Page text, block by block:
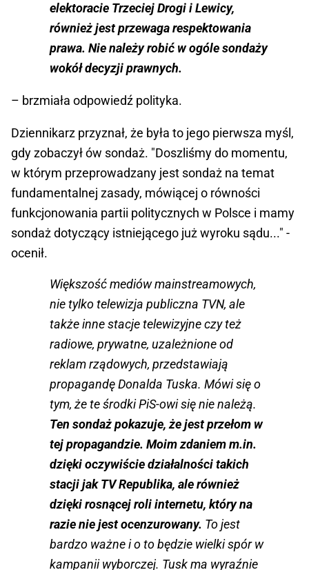
elektoracie Trzeciej Drogi i Lewicy,
również jest przewaga respektowania
prawa. Nie należy robić w ogóle sondaży
wokół decyzji prawnych.
– brzmiała odpowiedź polityka.
Dziennikarz przyznał, że była to jego pierwsza myśl,
gdy zobaczył ów sondaż. "Doszliśmy do momentu,
w którym przeprowadzany jest sondaż na temat
fundamentalnej zasady, mówiącej o równości
funkcjonowania partii politycznych w Polsce i mamy
sondaż dotyczący istniejącego już wyroku sądu..." -
ocenił.
Większość mediów mainstreamowych,
nie tylko telewizja publiczna TVN, ale
także inne stacje telewizyjne czy też
radiowe, prywatne, uzależnione od
reklam rządowych, przedstawiają
propagandę Donalda Tuska. Mówi się o
tym, że te środki PiS-owi się nie należą.
Ten sondaż pokazuje, że jest przełom w
tej propagandzie. Moim zdaniem m.in.
dzięki oczywiście działalności takich
stacji jak TV Republika, ale również
dzięki rosnącej roli internetu, który na
razie nie jest ocenzurowany. To jest
bardzo ważne i o to będzie wielki spór w
kampanii wyborczej. Tusk ma wyraźnie